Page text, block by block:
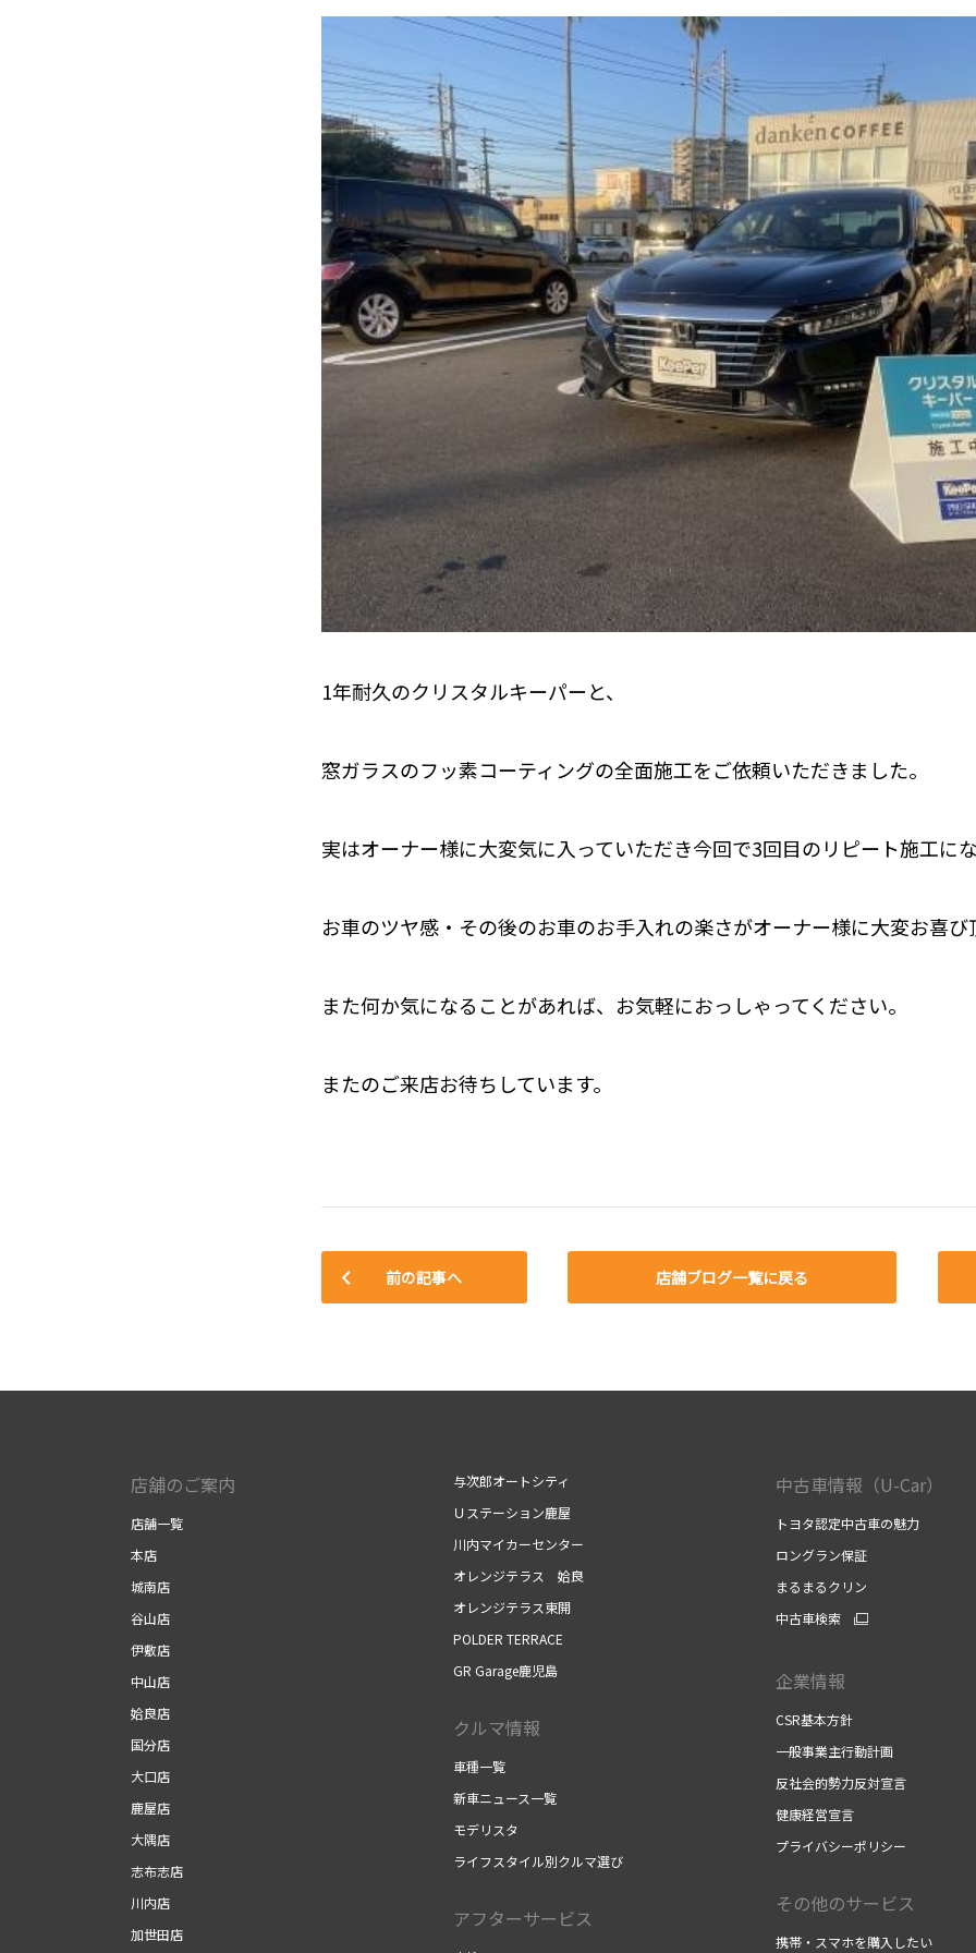
1年耐久のクリスタルキーパーと、
窓ガラスのフッ素コーティングの全面施工をご依頼いただきました。
実はオーナー様に大変気に入っていただき今回で3回目のリピート施工にな
お車のツヤ感・その後のお車のお手入れの楽さがオーナー様に大変お喜び
また何か気になることがあれば、お気軽におっしゃってください。
またのご来店お待ちしています。
前の記事へ 店舗ブログ一覧に戻る
店舗のご案内
店舗一覧
本店
城南店
谷山店
伊敷店
中山店
姶良店
国分店
大口店
鹿屋店
大隅店
志布志店
川内店
加世田店
与次郎オートシティ
Ｕステーション鹿屋
川内マイカーセンター
オレンジテラス 姶良
オレンジテラス東開
POLDER TERRACE
GR Garage鹿児島
クルマ情報
車種一覧
新車ニュース一覧
モデリスタ
ライフスタイル別クルマ選び
アフターサービス
中古車情報（U-Car）
トヨタ認定中古車の魅力
ロングラン保証
まるまるクリン
中古車検索
企業情報
CSR基本方針
一般事業主行動計画
反社会的勢力反対宣言
健康経営宣言
プライバシーポリシー
その他のサービス
携帯・スマホを購入したい